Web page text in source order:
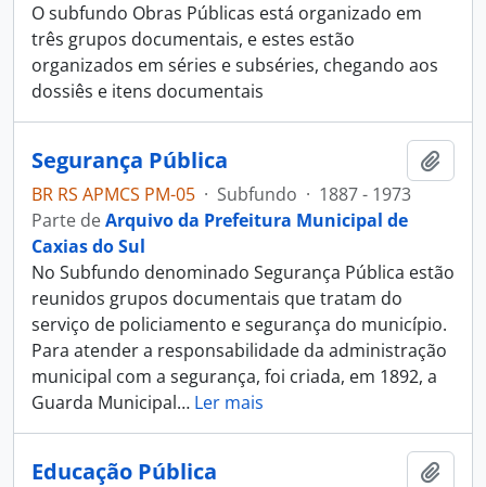
O subfundo Obras Públicas está organizado em
três grupos documentais, e estes estão
organizados em séries e subséries, chegando aos
dossiês e itens documentais
Segurança Pública
BR RS APMCS PM-05 · Subfundo · 1887 - 1973
Parte deArquivo da Prefeitura Municipal de
Caxias do Sul
No Subfundo denominado Segurança Pública estão
reunidos grupos documentais que tratam do
serviço de policiamento e segurança do município.
Para atender a responsabilidade da administração
municipal com a segurança, foi criada, em 1892, a
Guarda Municipal… Ler mais
Educação Pública